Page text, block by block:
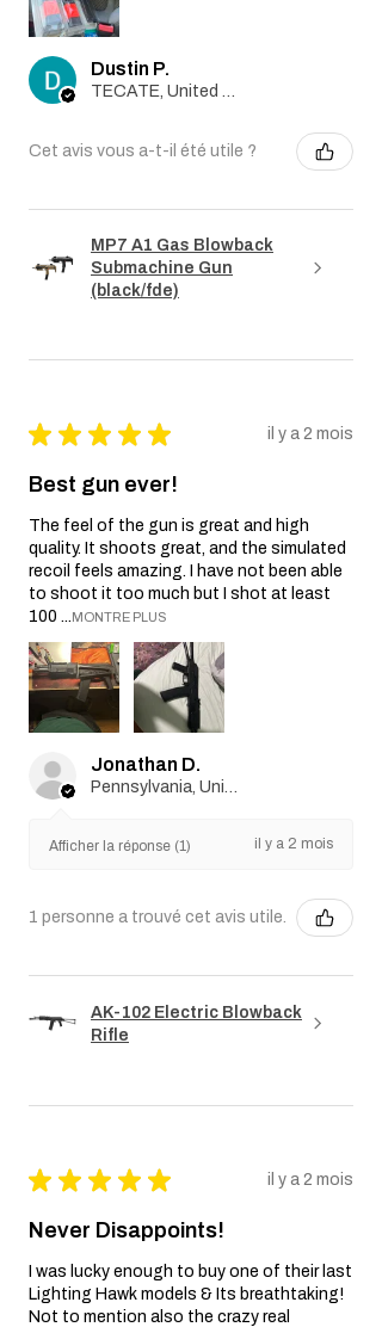
Dustin P.
Cet avis vous a-t-il été utile ?
MP7 A1 Gas Blowback
Submachine Gun
(black/fde)
★ ★ ★ ★ ★ il y a 2 mois
Best gun ever!
The feel of the gun is great and high
quality. It shoots great, and the simulated
recoil feels amazing. I have not been able
to shoot it too much but I shot at least
100 ...MONTRE PLUS
Jonathan D.
Afficher la réponse (1) il y a 2 mois
1 personne a trouvé cet avis utile.
AK-102 Electric Blowback
Rifle
★ ★ ★ ★ ★ il y a 2 mois
Never Disappoints!
I was lucky enough to buy one of their last
Lighting Hawk models & Its breathtaking!
Not to mention also the crazy real